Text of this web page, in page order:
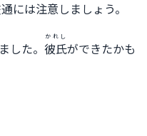
には注意しましょう。
した。 彼氏
かれし
ができたかも